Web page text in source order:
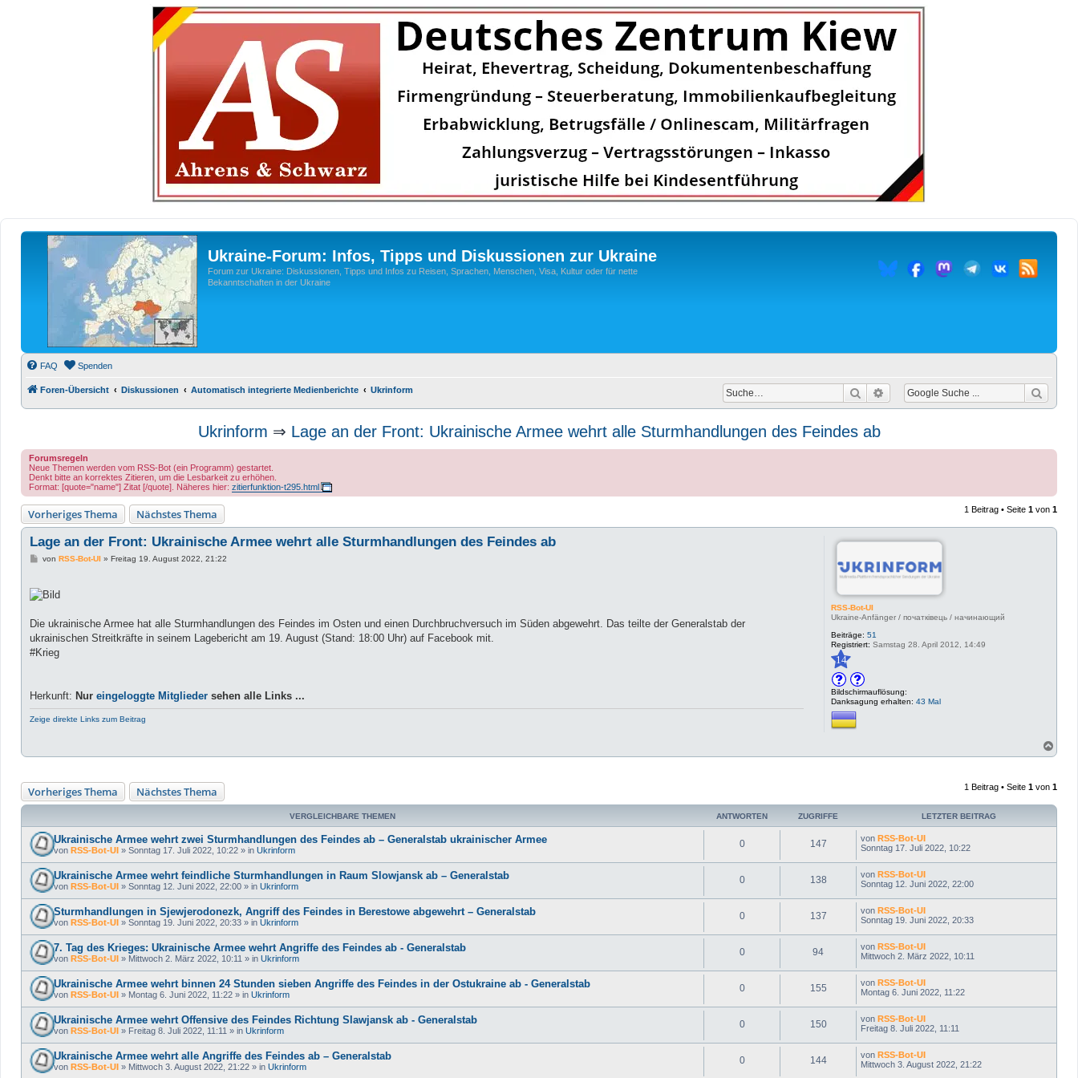
Ukraine-Forum: Infos, Tipps und Diskussionen zur Ukraine
Forum zur Ukraine: Diskussionen, Tipps und Infos zu Reisen, Sprachen, Menschen, Visa, Kultur oder für nette
Bekanntschaften in der Ukraine
FAQ Spenden
Foren-Übersicht Diskussionen Automatisch integrierte Medienberichte Ukrinform Suche Erweiterte Suche
Ukrinform ⇒ Lage an der Front: Ukrainische Armee wehrt alle Sturmhandlungen des Feindes ab
Forumsregeln
Neue Themen werden vom RSS-Bot (ein Programm) gestartet.
Denkt bitte an korrektes Zitieren, um die Lesbarkeit zu erhöhen.
Format: [quote="name"] Zitat [/quote]. Näheres hier: zitierfunktion-t295.html
Vorheriges Thema Nächstes Thema 1 Beitrag • Seite 1 von 1
RSS-Bot-UI
Ukraine-Anfänger / початківець / начинающий
Beiträge: 51
Registriert: Samstag 28. April 2012, 14:49
14
Bildschirmauflösung:
Danksagung erhalten: 43 Mal
Lage an der Front: Ukrainische Armee wehrt alle Sturmhandlungen des Feindes ab
B
t
r
von RSS-Bot-UI» Freitag 19. August 2022, 21:22
Die ukrainische Armee hat alle Sturmhandlungen des Feindes im Osten und einen Durchbruchversuch im Süden abgewehrt. Das teilte der Generalstab der
ukrainischen Streitkräfte in seinem Lagebericht am 19. August (Stand: 18:00 Uhr) auf Facebook mit.
#Krieg
Herkunft: Nur eingeloggte Mitglieder sehen alle Links ...
Zeige direkte Links zum Beitrag
a
o
e
Vorheriges Thema Nächstes Thema 1 Beitrag • Seite 1 von 1
VERGLEICHBARE THEMEN ANTWORTEN ZUGRIFFE LETZTER BEITRAG
Ukrainische Armee wehrt zwei Sturmhandlungen des Feindes ab – Generalstab ukrainischer Armee
von RSS-Bot-UI » Sonntag 17. Juli 2022, 10:22 » in Ukrinform
0 147 von RSS-Bot-UI
Sonntag 17. Juli 2022, 10:22
Ukrainische Armee wehrt feindliche Sturmhandlungen in Raum Slowjansk ab – Generalstab
von RSS-Bot-UI » Sonntag 12. Juni 2022, 22:00 » in Ukrinform
0 138 von RSS-Bot-UI
Sonntag 12. Juni 2022, 22:00
Sturmhandlungen in Sjewjerodonezk, Angriff des Feindes in Berestowe abgewehrt – Generalstab
von RSS-Bot-UI » Sonntag 19. Juni 2022, 20:33 » in Ukrinform
0 137 von RSS-Bot-UI
Sonntag 19. Juni 2022, 20:33
7. Tag des Krieges: Ukrainische Armee wehrt Angriffe des Feindes ab - Generalstab
von RSS-Bot-UI » Mittwoch 2. März 2022, 10:11 » in Ukrinform
0 94 von RSS-Bot-UI
Mittwoch 2. März 2022, 10:11
Ukrainische Armee wehrt binnen 24 Stunden sieben Angriffe des Feindes in der Ostukraine ab - Generalstab
von RSS-Bot-UI » Montag 6. Juni 2022, 11:22 » in Ukrinform
0 155 von RSS-Bot-UI
Montag 6. Juni 2022, 11:22
Ukrainische Armee wehrt Offensive des Feindes Richtung Slawjansk ab - Generalstab
von RSS-Bot-UI » Freitag 8. Juli 2022, 11:11 » in Ukrinform
0 150 von RSS-Bot-UI
Freitag 8. Juli 2022, 11:11
Ukrainische Armee wehrt alle Angriffe des Feindes ab – Generalstab
von RSS-Bot-UI » Mittwoch 3. August 2022, 21:22 » in Ukrinform
0 144 von RSS-Bot-UI
Mittwoch 3. August 2022, 21:22